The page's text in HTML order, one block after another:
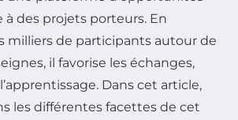
à des projets porteurs. En
milliers de participants autour de
il favorise les échanges,
Dans cet article,
les différentes facettes de cet